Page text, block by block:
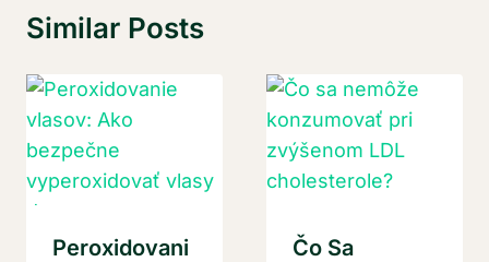
Similar Posts
Peroxidovani
Čo Sa